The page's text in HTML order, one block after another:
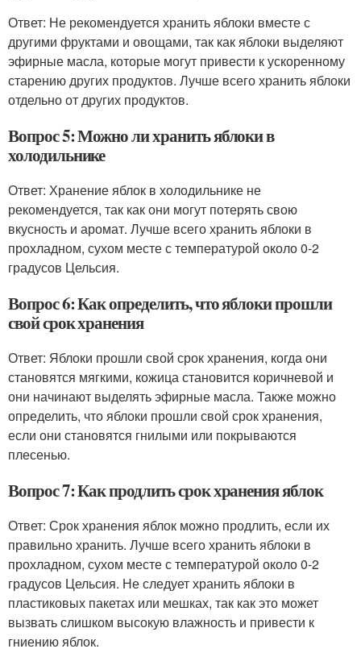
Ответ: Не рекомендуется хранить яблоки вместе с
другими фруктами и овощами, так как яблоки выделяют
эфирные масла, которые могут привести к ускоренному
старению других продуктов. Лучше всего хранить яблоки
отдельно от других продуктов.
Вопрос 5: Можно ли хранить яблоки в
холодильнике
Ответ: Хранение яблок в холодильнике не
рекомендуется, так как они могут потерять свою
вкусность и аромат. Лучше всего хранить яблоки в
прохладном, сухом месте с температурой около 0-2
градусов Цельсия.
Вопрос 6: Как определить, что яблоки прошли
свой срок хранения
Ответ: Яблоки прошли свой срок хранения, когда они
становятся мягкими, кожица становится коричневой и
они начинают выделять эфирные масла. Также можно
определить, что яблоки прошли свой срок хранения,
если они становятся гнилыми или покрываются
плесенью.
Вопрос 7: Как продлить срок хранения яблок
Ответ: Срок хранения яблок можно продлить, если их
правильно хранить. Лучше всего хранить яблоки в
прохладном, сухом месте с температурой около 0-2
градусов Цельсия. Не следует хранить яблоки в
пластиковых пакетах или мешках, так как это может
вызвать слишком высокую влажность и привести к
гниению яблок.